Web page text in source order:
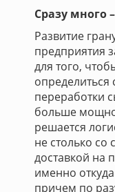
Сразу много
Развитие
предприятия
для того,
переработки
больше
решается
не столько со
доставкой на
именно
причем по